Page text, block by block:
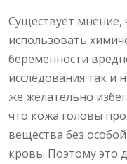
Существует
использовать
беременности
исследования так и
же желательно
что кожа головы
вещества без
кровь. Поэтому это